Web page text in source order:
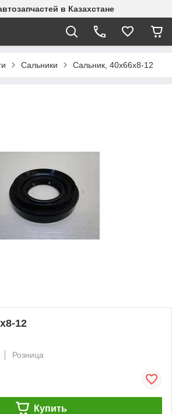
в Казахстане
Сальники Сальник, 40х66х8-12
12
Розница
Купить